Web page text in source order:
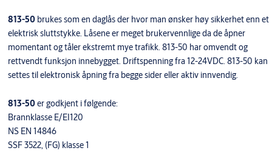
813-50brukes som en daglås der hvor man ønsker høy sikkerhet enn et
elektrisk sluttstykke. Låsene er meget brukervennlige da de åpner
momentant og tåler ekstremt mye trafikk. 813-50 har omvendt og
rettvendt funksjon innebygget. Driftspenning fra 12-24VDC. 813-50 kan
settes til elektronisk åpning fra begge sider eller aktiv innvendig.
813-50er godkjent i følgende:
Brannklasse E/EI120
NS EN 14846
SSF 3522, (FG) klasse 1